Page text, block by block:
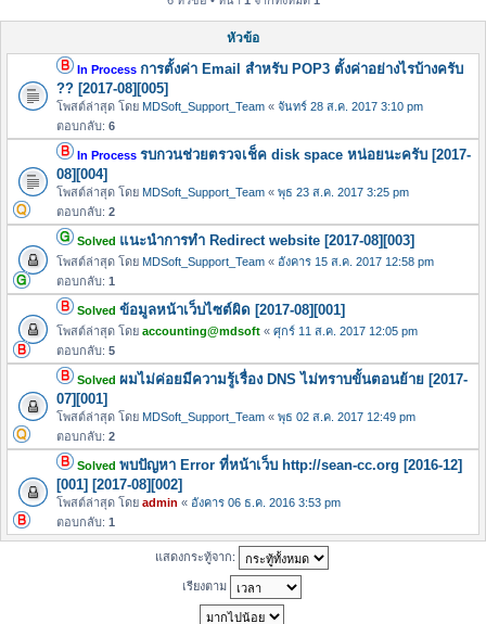
หัวข้อ
In Process การตั้งค่า Email สำหรับ POP3 ตั้งค่าอย่างไรบ้างครับ
?? [2017-08][005]
โพสต์ล่าสุด โดย MDSoft_Support_Team « จันทร์ 28 ส.ค. 2017 3:10 pm
ตอบกลับ: 6
In Process รบกวนช่วยตรวจเช็ค disk space หน่อยนะครับ [2017-
08][004]
โพสต์ล่าสุด โดย MDSoft_Support_Team « พุธ 23 ส.ค. 2017 3:25 pm
ตอบกลับ: 2
Solved แนะนำการทำ Redirect website [2017-08][003]
โพสต์ล่าสุด โดย MDSoft_Support_Team « อังคาร 15 ส.ค. 2017 12:58 pm
ตอบกลับ: 1
Solved ข้อมูลหน้าเว็บไซต์ผิด [2017-08][001]
โพสต์ล่าสุด โดย accounting@mdsoft « ศุกร์ 11 ส.ค. 2017 12:05 pm
ตอบกลับ: 5
Solved ผมไม่ค่อยมีความรู้เรื่อง DNS ไม่ทราบขั้นตอนย้าย [2017-
07][001]
โพสต์ล่าสุด โดย MDSoft_Support_Team « พุธ 02 ส.ค. 2017 12:49 pm
ตอบกลับ: 2
Solved พบปัญหา Error ที่หน้าเว็บ http://sean-cc.org [2016-12]
[001] [2017-08][002]
โพสต์ล่าสุด โดย admin « อังคาร 06 ธ.ค. 2016 3:53 pm
ตอบกลับ: 1
แสดงกระทู้จาก:
เรียงตาม